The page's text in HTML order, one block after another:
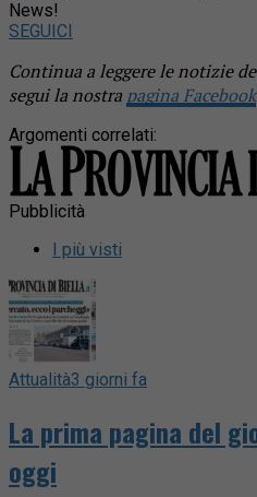
News!
SEGUICI
Continua a leggere le notizie de
segui la nostra pagina Facebook
Argomenti correlati:
Pubblicità
I più visti
Attualità3 giorni fa
La prima pagina del
oggi